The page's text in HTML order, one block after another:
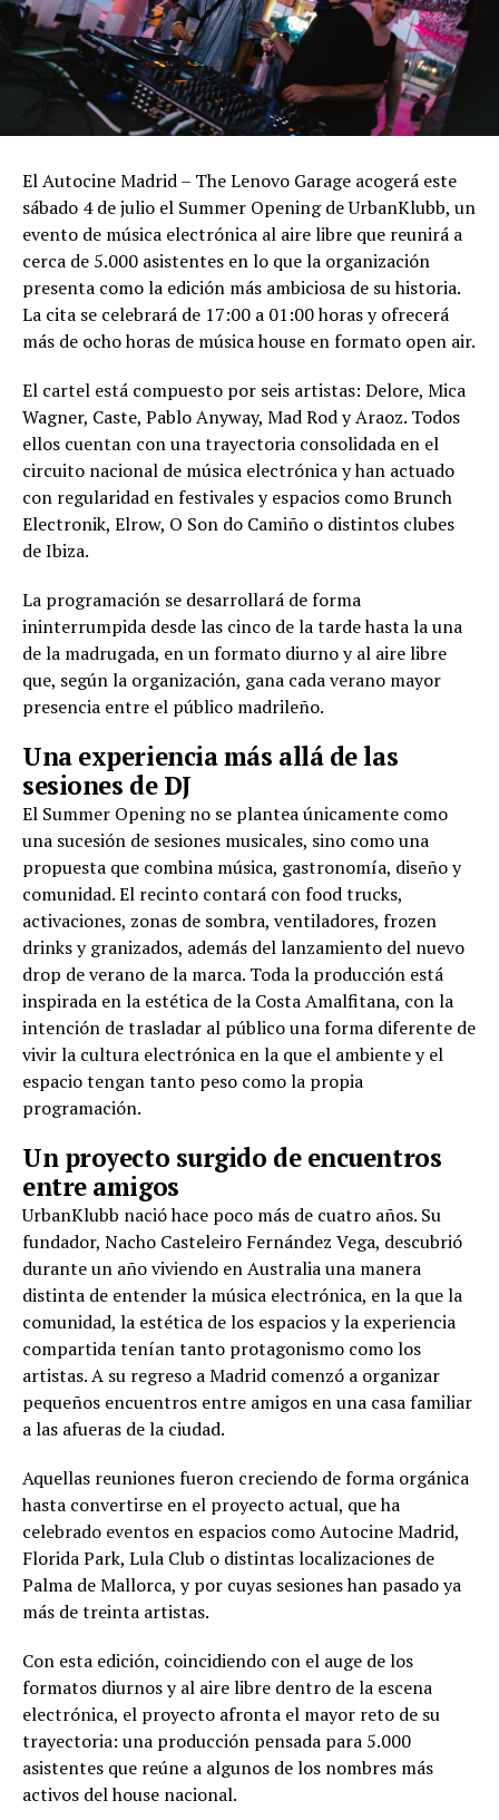
El Autocine Madrid – The Lenovo Garage acogerá este
sábado 4 de julio el Summer Opening de UrbanKlubb, un
evento de música electrónica al aire libre que reunirá a
cerca de 5.000 asistentes en lo que la organización
presenta como la edición más ambiciosa de su historia.
La cita se celebrará de 17:00 a 01:00 horas y ofrecerá
más de ocho horas de música house en formato open air.
El cartel está compuesto por seis artistas: Delore, Mica
Wagner, Caste, Pablo Anyway, Mad Rod y Araoz. Todos
ellos cuentan con una trayectoria consolidada en el
circuito nacional de música electrónica y han actuado
con regularidad en festivales y espacios como Brunch
Electronik, Elrow, O Son do Camiño o distintos clubes
de Ibiza.
La programación se desarrollará de forma
ininterrumpida desde las cinco de la tarde hasta la una
de la madrugada, en un formato diurno y al aire libre
que, según la organización, gana cada verano mayor
presencia entre el público madrileño.
Una experiencia más allá de las
sesiones de DJ
El Summer Opening no se plantea únicamente como
una sucesión de sesiones musicales, sino como una
propuesta que combina música, gastronomía, diseño y
comunidad. El recinto contará con food trucks,
activaciones, zonas de sombra, ventiladores, frozen
drinks y granizados, además del lanzamiento del nuevo
drop de verano de la marca. Toda la producción está
inspirada en la estética de la Costa Amalfitana, con la
intención de trasladar al público una forma diferente de
vivir la cultura electrónica en la que el ambiente y el
espacio tengan tanto peso como la propia
programación.
Un proyecto surgido de encuentros
entre amigos
UrbanKlubb nació hace poco más de cuatro años. Su
fundador, Nacho Casteleiro Fernández Vega, descubrió
durante un año viviendo en Australia una manera
distinta de entender la música electrónica, en la que la
comunidad, la estética de los espacios y la experiencia
compartida tenían tanto protagonismo como los
artistas. A su regreso a Madrid comenzó a organizar
pequeños encuentros entre amigos en una casa familiar
a las afueras de la ciudad.
Aquellas reuniones fueron creciendo de forma orgánica
hasta convertirse en el proyecto actual, que ha
celebrado eventos en espacios como Autocine Madrid,
Florida Park, Lula Club o distintas localizaciones de
Palma de Mallorca, y por cuyas sesiones han pasado ya
más de treinta artistas.
Con esta edición, coincidiendo con el auge de los
formatos diurnos y al aire libre dentro de la escena
electrónica, el proyecto afronta el mayor reto de su
trayectoria: una producción pensada para 5.000
asistentes que reúne a algunos de los nombres más
activos del house nacional.